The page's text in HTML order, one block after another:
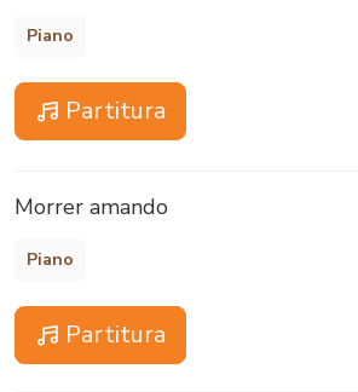
Piano
Partitura
Morrer amando
Piano
Partitura